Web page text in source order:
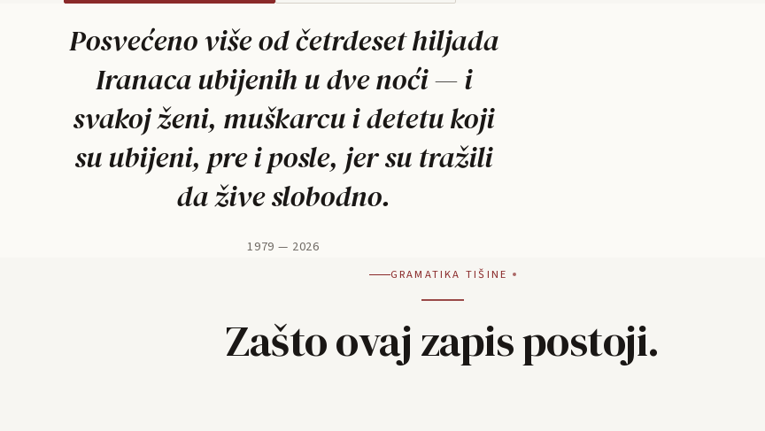
Posvećeno više od četrdeset hiljada
Iranaca ubijenih u dve noći — i
svakoj ženi, muškarcu i detetu koji
su ubijeni, pre i posle, jer su tražili
da žive slobodno.
1979 — 2026
GRAMATIKA TIŠINE
Zašto ovaj zapis postoji.